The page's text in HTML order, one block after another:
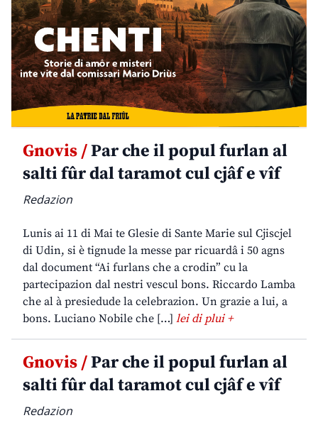
Gnovis /Par che il popul furlan al
salti fûr dal taramot cul cjâf e vîf
Redazion
Lunis ai 11 di Mai te Glesie di Sante Marie sul Cjiscjel
di Udin, si è tignude la messe par ricuardâ i 50 agns
dal document “Ai furlans che a crodin” cu la
partecipazion dal nestri vescul bons. Riccardo Lamba
che al à presiedude la celebrazion. Un grazie a lui, a
bons. Luciano Nobile che […] lei di plui +
Gnovis /Par che il popul furlan al
salti fûr dal taramot cul cjâf e vîf
Redazion